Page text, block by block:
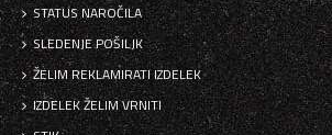
STATUS NAROČILA
SLEDENJE POŠILJK
ŽELIM REKLAMIRATI IZDELEK
IZDELEK ŽELIM VRNITI